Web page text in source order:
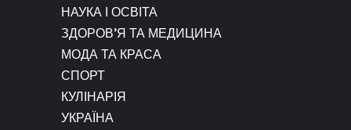
НАУКА І ОСВІТА
ЗДОРОВ’Я ТА МЕДИЦИНА
МОДА ТА КРАСА
СПОРТ
КУЛІНАРІЯ
УКРАЇНА